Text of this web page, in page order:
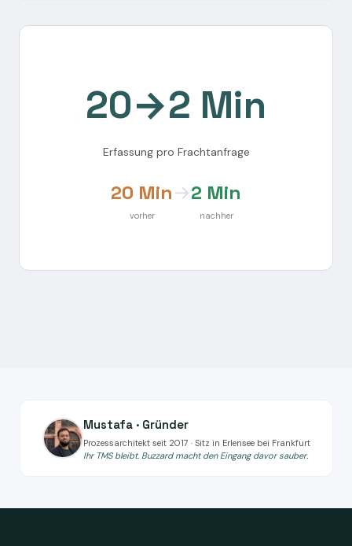
20→2 Min
Erfassung pro Frachtanfrage
20 Min
vorher
→2 Min
nachher
Mustafa · Gründer
Prozessarchitekt seit 2017 · Sitz in Erlensee bei Frankfurt
Ihr TMS bleibt. Buzzard macht den Eingang davor sauber.